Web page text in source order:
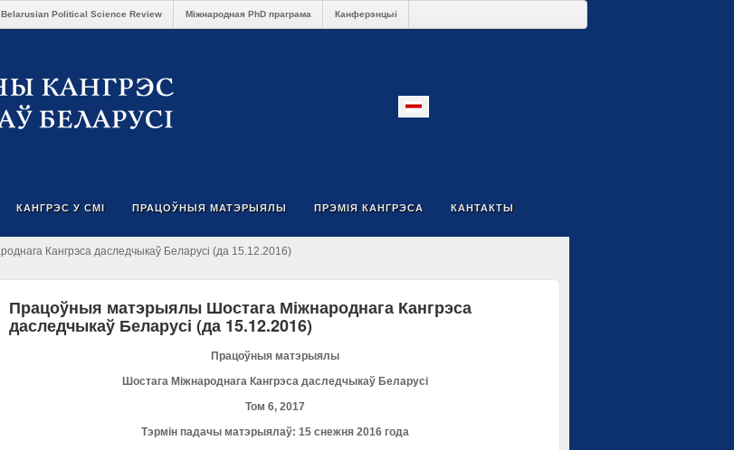
Belarusian Political Science Review Міжнародная PhD праграма Канферэнцыі
КАНГРЭС У СМІ ПРАЦОЎНЫЯ МАТЭРЫЯЛЫ ПРЭМІЯ КАНГРЭСА КАНТАКТЫ
Кангрэса даследчыкаў Беларусі (да 15.12.2016)
Працоўныя матэрыялы Шостага Міжнароднага Кангрэса
даследчыкаў Беларусі (да 15.12.2016)
Працоўныя матэрыялы
Шостага Міжнароднага Кангрэса даследчыкаў Беларусі
Том 6, 2017
Тэрмін падачы матэрыялаў: 15 снежня 2016 года